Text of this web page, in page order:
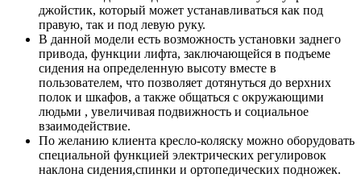
джойстик, который может устанавливаться как под
правую, так и под левую руку.
В данной модели есть возможность установки заднего
привода, функции лифта, заключающейся в подъеме
сидения на определенную высоту вместе в
пользователем, что позволяет дотянуться до верхних
полок и шкафов, а также общаться с окружающими
людьми , увеличивая подвижность и социальное
взаимодействие.
По желанию клиента кресло-коляску можно оборудовать
специальной функцией электрических регулировок
наклона сидения,спинки и ортопедических подножек.